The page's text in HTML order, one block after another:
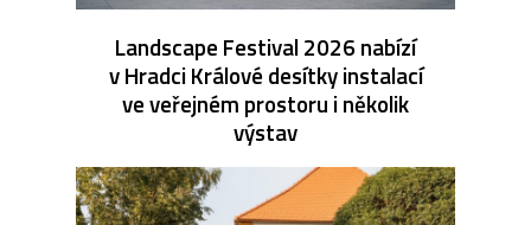
Landscape Festival 2026 nabízí
v Hradci Králové desítky instalací
ve veřejném prostoru i několik
výstav